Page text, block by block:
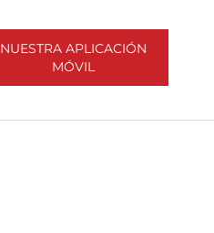
NUESTRA APLICACIÓN
MÓVIL